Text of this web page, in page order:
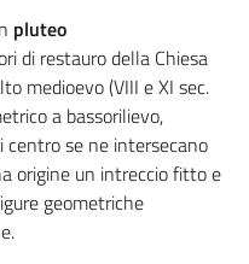
pluteo
di restauro della Chiesa
medioevo (VIII e XI sec.
a bassorilievo,
centro se ne intersecano
origine un intreccio fitto e
geometriche